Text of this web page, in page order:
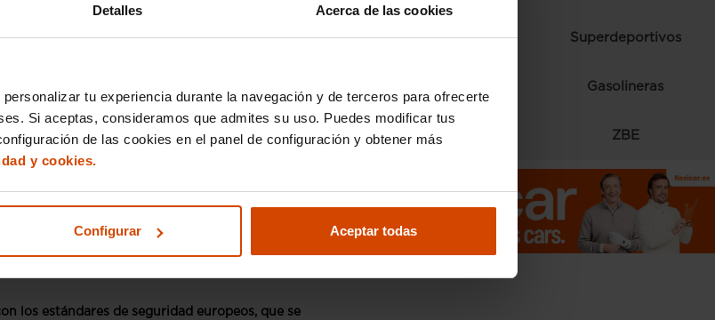
Detalles Acerca de las cookies
tu experiencia durante la navegación y de terceros para ofrecerte
Si aceptas, consideramos que admites su uso. Puedes modificar tus
de las cookies en el panel de configuración y obtener más
y cookies.
Configurar Aceptar todas
España
y su uso está regulado por la
de estatura deben viajar en el asiento trasero del
que les corresponda según su edad, peso y altura.
los estándares de seguridad europeos, que se
Fórmula 1 Superdeportivos
Gasolineras
Radares ZBE